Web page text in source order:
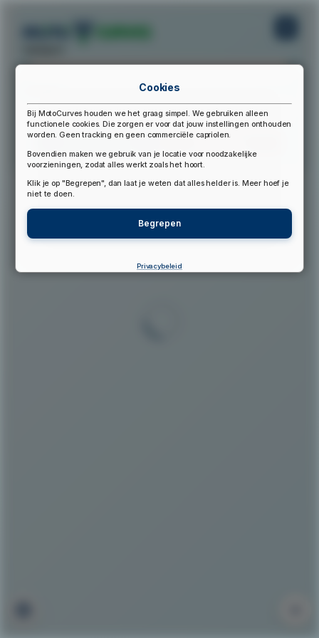
▲
Cookies
Bij MotoCurves houden we het graag simpel. We gebruiken alleen
functionele cookies. Die zorgen er voor dat jouw instellingen onthouden
worden. Geen tracking en geen commerciële capriolen.
Bovendien maken we gebruik van je locatie voor noodzakelijke
voorzieningen, zodat alles werkt zoals het hoort.
Klik je op "Begrepen", dan laat je weten dat alles helder is. Meer hoef je
niet te doen.
Begrepen
Privacybeleid